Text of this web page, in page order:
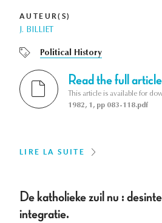
AUTEUR(S)
J. BILLIET
Political History
Read the full article
This article is available for
1982, 1, pp 083-118.pdf
LIRE LA SUITE
De katholieke zuil nu :
integratie.